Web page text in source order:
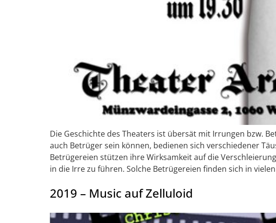
Die Geschichte des Theaters ist übersät mit Irrungen bzw.
auch Betrüger sein können, bedienen sich verschiedener
Betrügereien stützen ihre Wirksamkeit auf die
in die Irre zu führen. Solche Betrügereien finden sich in
2019 – Music auf Zelluloid